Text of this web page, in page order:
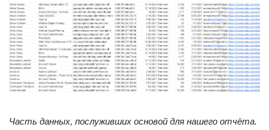
Часть данных, послуживших основой для нашего отчёта.